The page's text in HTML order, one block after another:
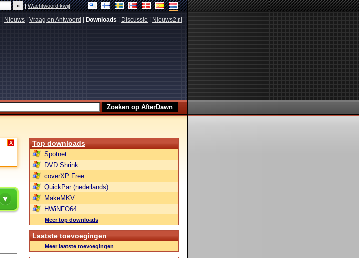
|Wachtwoord kwijt
Nieuws Vraag en Antwoord Downloads Discussie Nieuws2.nl
X Top downloads
Spotnet
DVD Shrink
coverXP Free
QuickPar (nederlands)
MakeMKV
HWiNFO64
Meer top downloads
Laatste toevoegingen
Meer laatste toevoegingen